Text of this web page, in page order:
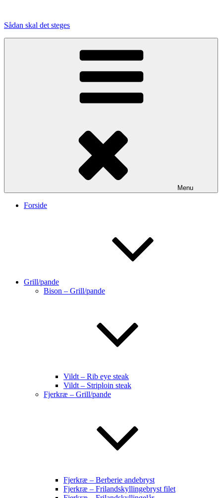
indhold
Sådan skal det steges
Menu
Forside
Grill/pande
Bison – Grill/pande
Vildt – Rib eye steak
Vildt – Striploin steak
Fjerkræ – Grill/pande
Fjerkræ – Berberie andebryst
Fjerkræ – Frilandskyllingebryst filet